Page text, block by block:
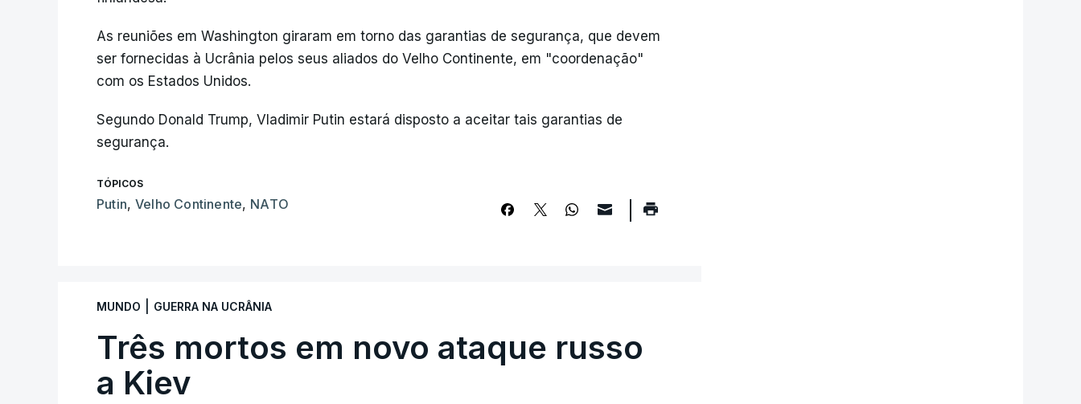
As reuniões em Washington giraram em torno das garantias de segurança, que devem
ser fornecidas à Ucrânia pelos seus aliados do Velho Continente, em "coordenação"
com os Estados Unidos.
Segundo Donald Trump, Vladimir Putin estará disposto a aceitar tais garantias de
segurança.
TÓPICOS
Putin, Velho Continente, NATO
MUNDO GUERRA NA UCRÂNIA
Três mortos em novo ataque russo
a Kiev